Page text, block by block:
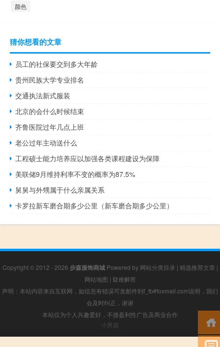
颜色
猜你想看的文章
员工的社保要交到多大年龄
贵州民族大学专业排名
交通执法新式服装
北京的会什么时候结束
齐鲁医院过年几点上班
老公过年主动送什么
工程硕士能力培养应以加强各类课程建设为保障
美联储9月维持利率不变的概率为87.5%
舅舅与外甥属于什么亲属关系
卡罗拉新车磨合期多少公里（新车磨合期多少公里）
Copyright © 2012 - 2026 步森服饰商城Powered by 网站分类目录 | 精选推荐文章 |
网站地图 | 疑难解答
声明：本站内容来自互联网，如信息有错误可发邮件到f_fb#foxmail.com说明，我们
会及时纠正，谢谢
本站仅为个人兴趣爱好，不接盈利性广告及商业合作
小男孩